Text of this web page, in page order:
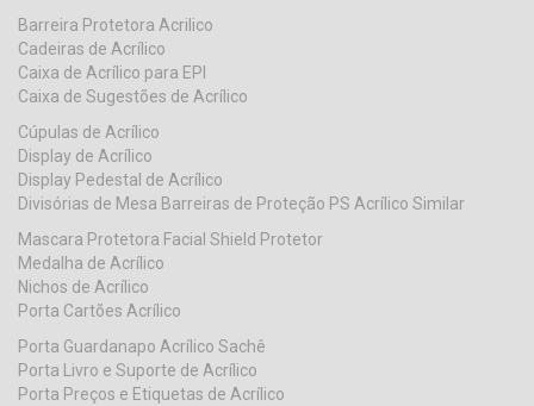
Barreira Protetora Acrilico
Cadeiras de Acrílico
Caixa de Acrílico para EPI
Caixa de Sugestões de Acrílico
Cúpulas de Acrílico
Display de Acrílico
Display Pedestal de Acrílico
Divisórias de Mesa Barreiras de Proteção PS Acrílico Similar
Mascara Protetora Facial Shield Protetor
Medalha de Acrílico
Nichos de Acrílico
Porta Cartões Acrílico
Porta Guardanapo Acrílico Sachê
Porta Livro e Suporte de Acrílico
Porta Preços e Etiquetas de Acrílico